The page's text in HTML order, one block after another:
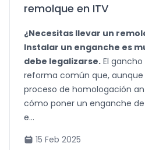
remolque en ITV
¿Necesitas llevar un
Instalar un enganche es
debe legalizarse. El
reforma común que, aunque
proceso de homologación
cómo poner un enganche
e...
15 Feb 2025